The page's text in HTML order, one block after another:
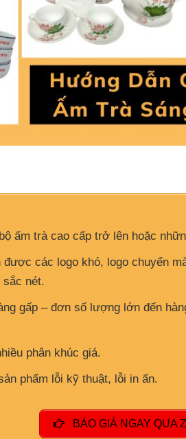
ấm trà cao cấp trở lên hoặc
các logo khó, logo chuyển
sắc nét.
gấp – đơn số lượng lớn đến
phân khúc giá.
phẩm lỗi kỹ thuật, lỗi in ấn.
BÁO GIÁ NGAY QUA